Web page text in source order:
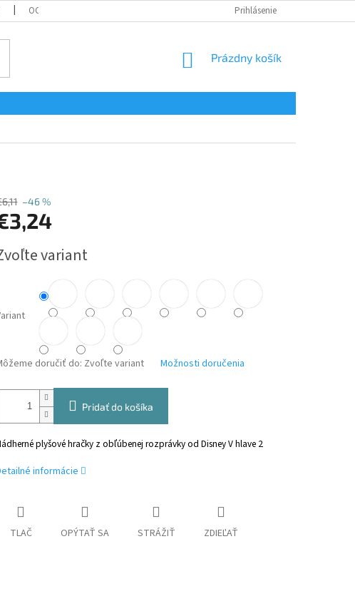
OCHRANA OSOBNÝCH ÚDAJOV Prihlásenie
NÁKUPNÝ
Prázdny košík
–46 %
variant
doručiť do: Zvoľte variant Možnosti doručenia
Pridať do košíka
plyšové hračky z obľúbenej rozprávky od Disney V hlave 2
informácie
TLAČ OPÝTAŤ SA STRÁŽIŤ ZDIEĽAŤ